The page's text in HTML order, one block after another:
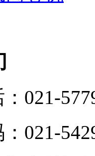
021-
021-